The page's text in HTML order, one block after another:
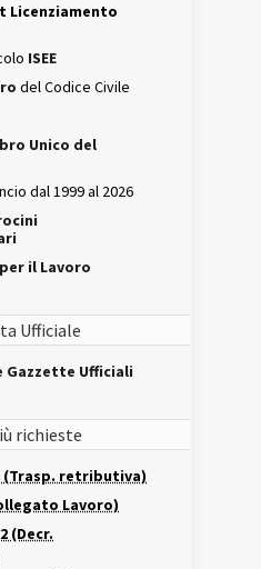
Licenziamento
ISEE
del Codice Civile
Unico del
dal 1999 al 2026
il Lavoro
Ufficiale
Ufficiali
richieste
(Trasp. retributiva)
Lavoro)
(Decr.